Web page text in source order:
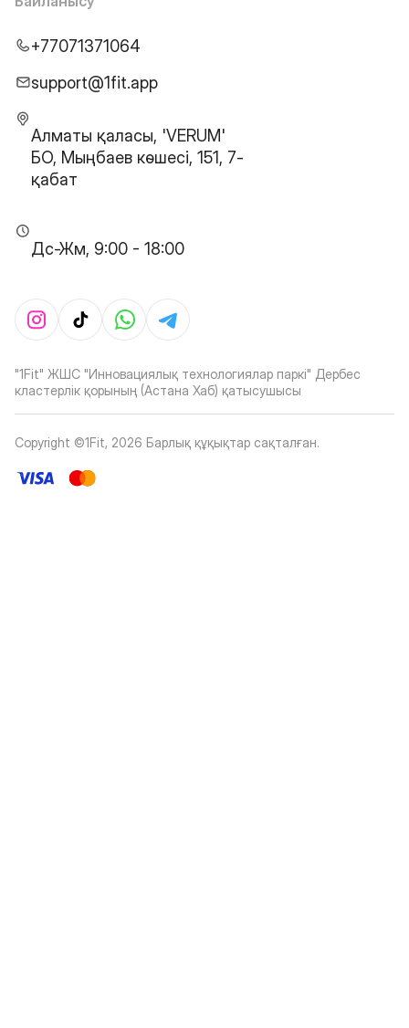
+77071371064
support@1fit.app
Алматы қаласы, 'VERUM'
БО, Мыңбаев көшесі, 151, 7-
қабат
Дс-Жм, 9:00 - 18:00
"1Fit" ЖШС "Инновациялық технологиялар паркі" Дербес
кластерлік қорының (Астана Хаб) қатысушысы
Copyright ©1Fit, 2026 Барлық құқықтар сақталған.